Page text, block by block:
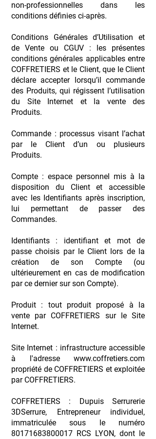
non-professionnelles dans les
conditions définies ci-après.
Conditions Générales d’Utilisation et
de Vente ou CGUV : les présentes
conditions générales applicables entre
COFFRETIERS et le Client, que le Client
déclare accepter lorsqu’il commande
des Produits, qui régissent l’utilisation
du Site Internet et la vente des
Produits.
Commande : processus visant l’achat
par le Client d’un ou plusieurs
Produits.
Compte : espace personnel mis à la
disposition du Client et accessible
avec les Identifiants après inscription,
lui permettant de passer des
Commandes.
Identifiants : identifiant et mot de
passe choisis par le Client lors de la
création de son Compte (ou
ultérieurement en cas de modification
par ce dernier sur son Compte).
Produit : tout produit proposé à la
vente par COFFRETIERS sur le Site
Internet.
Site Internet : infrastructure accessible
à l'adresse www.coffretiers.com
propriété de COFFRETIERS et exploitée
par COFFRETIERS.
COFFRETIERS : Dupuis Serrurerie
3DSerrure, Entrepreneur individuel,
immatriculée sous le numéro
80171683800017 RCS LYON, dont le